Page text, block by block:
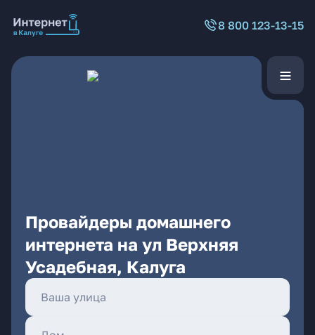
8 800 123-13-15
Провайдеры домашнего
интернета на ул Верхняя
Усадебная, Калуга